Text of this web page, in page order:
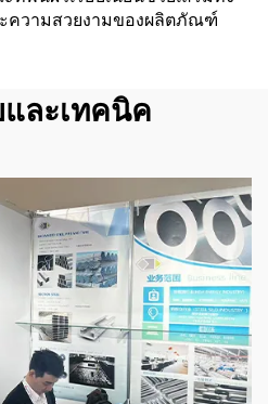
ความสวยงามของผลิตภัณฑ์
ละเทคนิค